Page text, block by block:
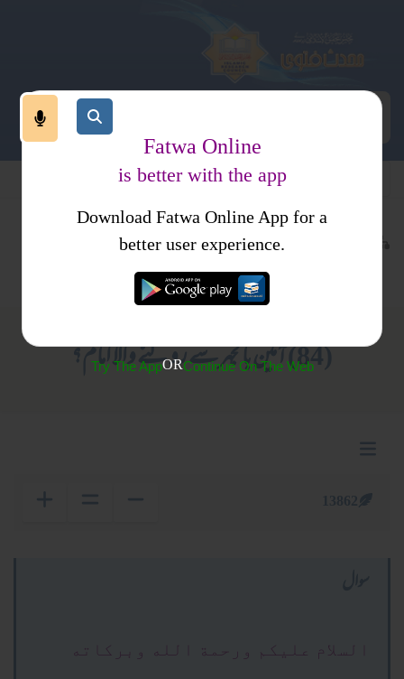
نماز
کتب فتاوی
فتاوی صراط مستقیم (محمود احمد میر پوری)
(84) آمین بالجہر سے روکنے والا امام؟
السلام عليكم ورحمة الله وبركاته
Fatwa Online
is better with the app
Download Fatwa Online App for a
better user experience.
Try The AppORContinue On The Web